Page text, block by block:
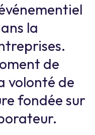
la
de
volonté de
fondée sur